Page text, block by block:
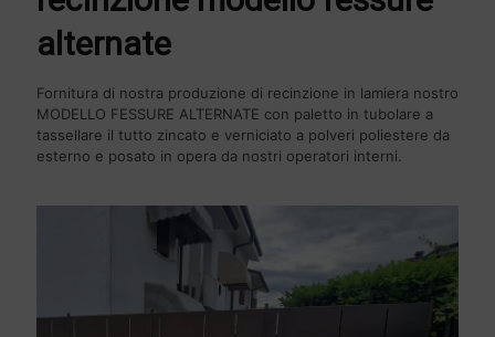
alternate
Fornitura di nostra produzione di recinzione in lamiera nostro
MODELLO FESSURE ALTERNATE con paletto in tubolare a
tassellare il tutto zincato e verniciato a polveri poliestere da
esterno e posato in opera da nostri operatori interni.